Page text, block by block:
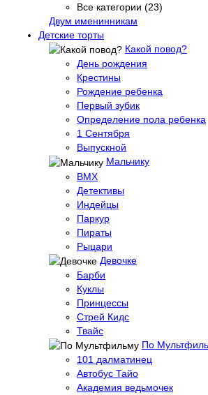
Все категории (23)
Двум именинникам
Детские торты
Какой повод?
День рождения
Крестины
Рождение ребенка
Первый зубик
Определение пола ребенка
1 Сентября
Выпускной
Мальчику
BMX
Детективы
Индейцы
Паркур
Пираты
Рыцари
Девочке
Барби
Куклы
Принцессы
Стрей Кидс
Твайс
По
101 далматинец
Автобус Тайо
Академия ведьмочек